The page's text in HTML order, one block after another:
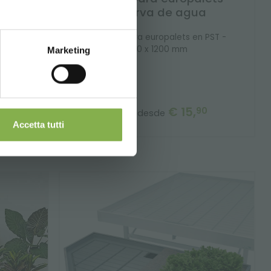
Marketing
Accetta tutti
Reserva de agua
Bandeja para europalets en PST -
800 x 1200 mm
precio desde € 15,90